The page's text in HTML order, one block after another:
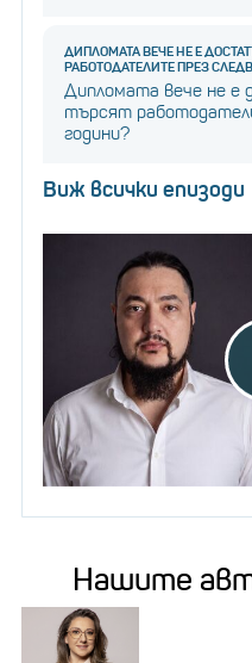
ДИПЛОМАТА ВЕЧЕ НЕ Е
РАБОТОДАТЕЛИТЕ ПРЕЗ
Дипломата вече не е
търсят
години?
Виж всички епизоди
Нашите